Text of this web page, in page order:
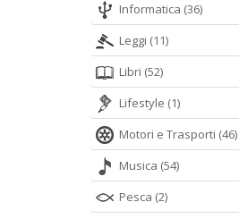
Informatica (36)
Leggi (11)
Libri (52)
Lifestyle (1)
Motori e Trasporti (46)
Musica (54)
Pesca (2)